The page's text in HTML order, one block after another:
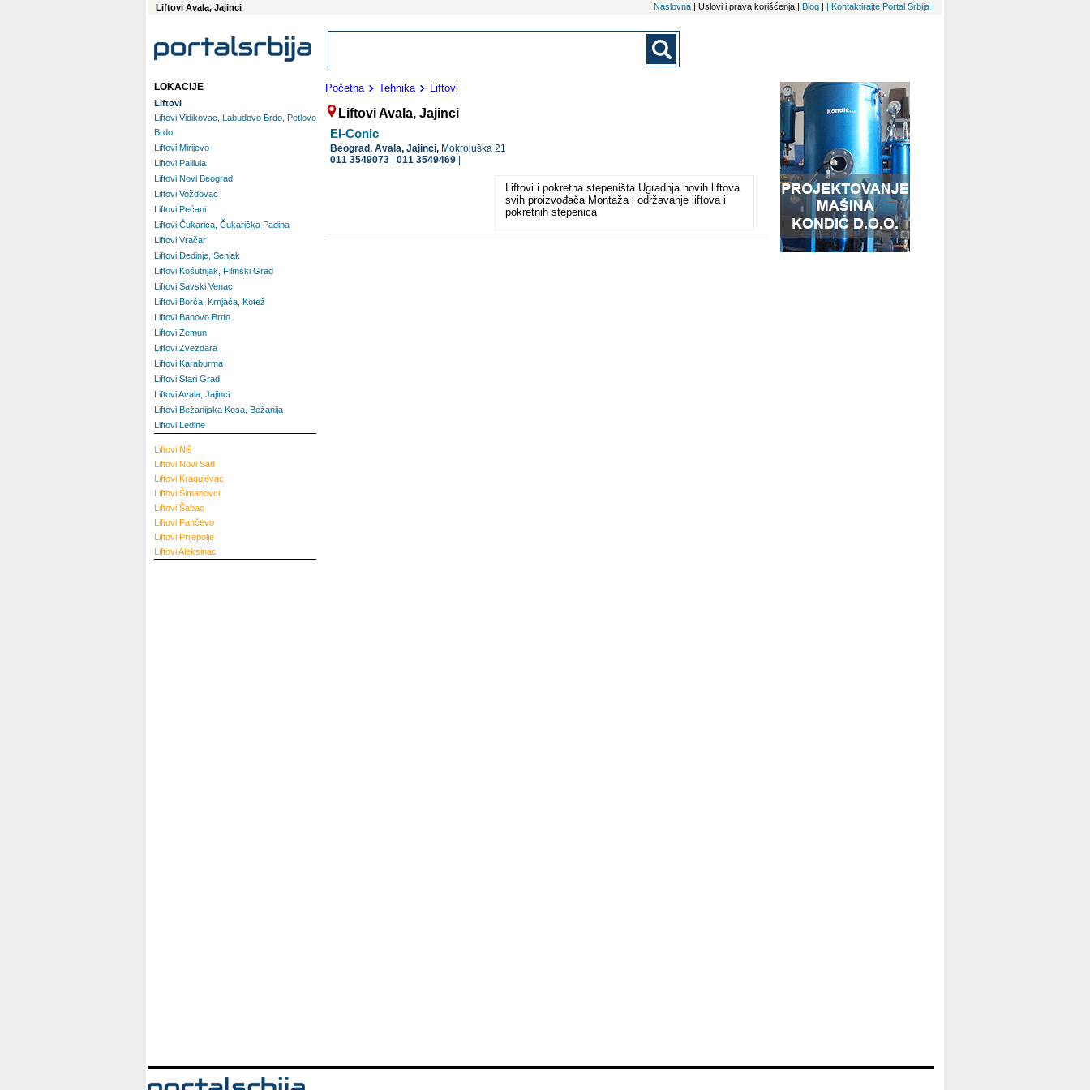
Liftovi Avala, Jajinci | Naslovna | Uslovi i prava korišćenja | Blog | | Kontaktirajte Portal Srbija |
Početna Tehnika Liftovi
Liftovi Avala, Jajinci
El-Conic
Beograd,Avala, Jajinci, Mokroluška 21
011 3549073 |011 3549469
Liftovi i pokretna stepeništa Ugradnja novih liftova
svih proizvođača Montaža i održavanje liftova i
pokretnih stepenica
LOKACIJE
Liftovi
Liftovi Vidikovac, Labudovo Brdo, Petlovo
Brdo
Liftovi Mirijevo
Liftovi Palilula
Liftovi Novi Beograd
Liftovi Voždovac
Liftovi Pećani
Liftovi Čukarica, Čukarička Padina
Liftovi Vračar
Liftovi Dedinje, Senjak
Liftovi Košutnjak, Filmski Grad
Liftovi Savski Venac
Liftovi Borča, Krnjača, Kotež
Liftovi Banovo Brdo
Liftovi Zemun
Liftovi Zvezdara
Liftovi Karaburma
Liftovi Stari Grad
Liftovi Avala, Jajinci
Liftovi Bežanijska Kosa, Bežanija
Liftovi Ledine
Liftovi Niš
Liftovi Novi Sad
Liftovi Kragujevac
Liftovi Šimanovci
Liftovi Šabac
Liftovi Pančevo
Liftovi Prijepolje
LiftoviAleksinac